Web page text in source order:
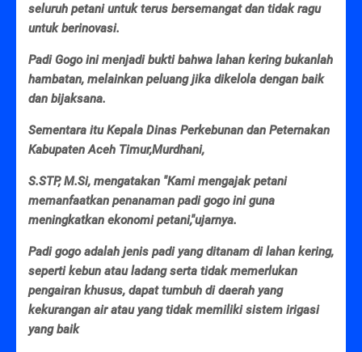
seluruh petani untuk terus bersemangat dan tidak ragu
untuk berinovasi.
Padi Gogo ini menjadi bukti bahwa lahan kering bukanlah
hambatan, melainkan peluang jika dikelola dengan baik
dan bijaksana.
Sementara itu Kepala Dinas Perkebunan dan Peternakan
Kabupaten Aceh Timur,Murdhani,
S.STP, M.Si, mengatakan "Kami mengajak petani
memanfaatkan penanaman padi gogo ini guna
meningkatkan ekonomi petani,"ujarnya.
Padi gogo adalah jenis padi yang ditanam di lahan kering,
seperti kebun atau ladang serta tidak memerlukan
pengairan khusus, dapat tumbuh di daerah yang
kekurangan air atau yang tidak memiliki sistem irigasi
yang baik